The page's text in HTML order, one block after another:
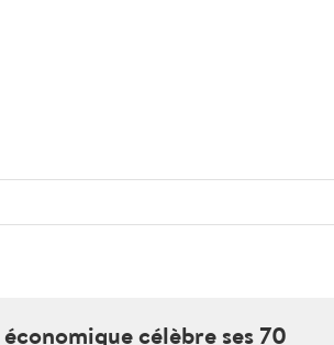
célèbre ses 70